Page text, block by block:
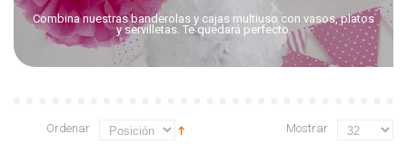
Combina nuestras banderolas y cajas multiuso con vasos, platos
y servilletas. Te quedará perfecto.
Ordenar Mostrar